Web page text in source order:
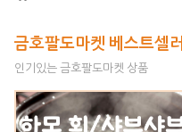
금호팔도마켓 베스트셀러
인기있는 금호팔도마켓 상품